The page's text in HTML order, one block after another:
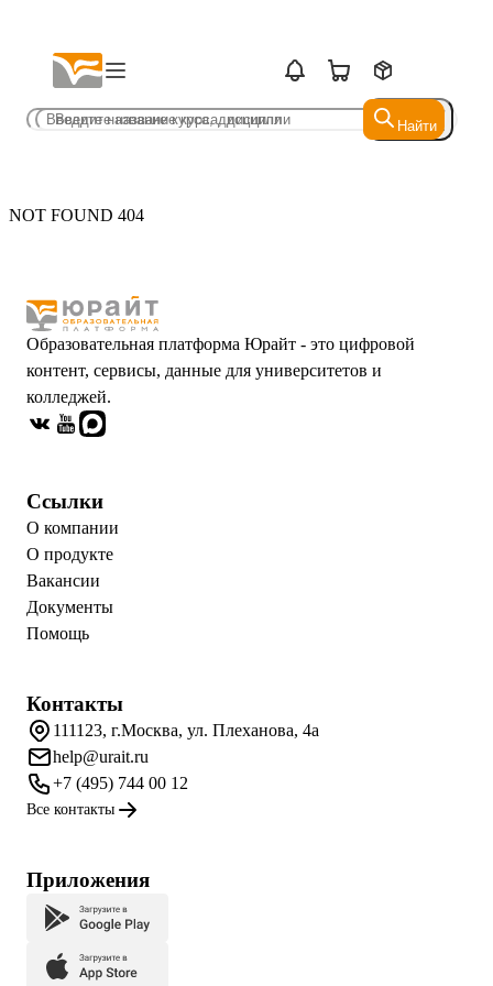
Найти
Найти
NOT FOUND 404
Образовательная платформа Юрайт - это цифровой
контент, сервисы, данные для университетов и
колледжей.
Ссылки
О компании
О продукте
Вакансии
Документы
Помощь
Контакты
111123, г.Москва, ул. Плеханова, 4а
help@urait.ru
+7 (495) 744 00 12
Все контакты
Приложения